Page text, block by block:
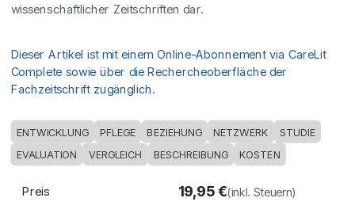
wissenschaftlicher Zeitschriften dar.
Dieser Artikel ist mit einem Online-Abonnement via CareLit
Complete sowie über die Rechercheoberfläche der
Fachzeitschrift zugänglich.
ENTWICKLUNG PFLEGE BEZIEHUNG NETZWERK
STUDIE
EVALUATION
VERGLEICH BESCHREIBUNG KOSTEN
Preis 19,95€(inkl. Steuern)